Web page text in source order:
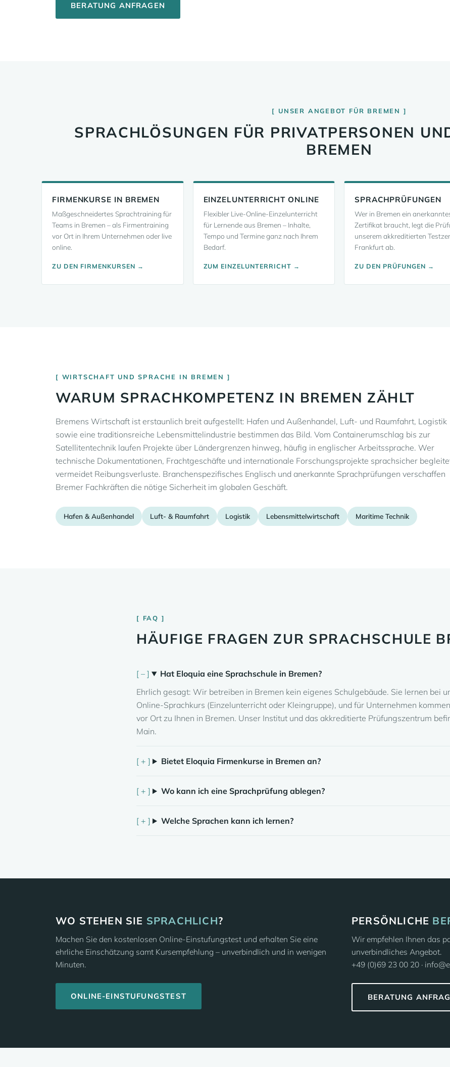
BERATUNG ANFRAGEN
UNSER ANGEBOT FÜR BREMEN
SPRACHLÖSUNGEN FÜR PRIVATPERSONEN
BREMEN
FIRMENKURSE IN BREMEN
Maßgeschneidertes Sprachtraining für
Teams in Bremen – als Firmentraining
vor Ort in Ihrem Unternehmen oder live
online.
ZU DEN FIRMENKURSEN →
EINZELUNTERRICHT ONLINE
Flexibler Live-Online-Einzelunterricht
für Lernende aus Bremen – Inhalte,
Tempo und Termine ganz nach Ihrem
Bedarf.
ZUM EINZELUNTERRICHT →
SPRACHPRÜFUNGEN
Wer in Bremen ein
Zertifikat braucht, legt die
unserem akkreditierten
Frankfurt ab.
ZU DEN PRÜFUNGEN →
WIRTSCHAFT UND SPRACHE IN BREMEN
WARUM SPRACHKOMPETENZ IN BREMEN ZÄHLT
Bremens Wirtschaft ist erstaunlich breit aufgestellt: Hafen und Außenhandel, Luft- und Raumfahrt, Logistik
sowie eine traditionsreiche Lebensmittelindustrie bestimmen das Bild. Vom Containerumschlag bis zur
Satellitentechnik laufen Projekte über Ländergrenzen hinweg, häufig in englischer Arbeitssprache. Wer
technische Dokumentationen, Frachtgeschäfte und internationale Forschungsprojekte sprachsicher
vermeidet Reibungsverluste. Branchenspezifisches Englisch und anerkannte Sprachprüfungen verschaffen
Bremer Fachkräften die nötige Sicherheit im globalen Geschäft.
Hafen & Außenhandel Luft- & Raumfahrt Logistik Lebensmittelwirtschaft Maritime Technik
FAQ
HÄUFIGE FRAGEN ZUR SPRACHSCHULE
Hat Eloquia eine Sprachschule in Bremen?
Ehrlich gesagt: Wir betreiben in Bremen kein eigenes Schulgebäude. Sie lernen bei
Online-Sprachkurs (Einzelunterricht oder Kleingruppe), und für Unternehmen
vor Ort zu Ihnen in Bremen. Unser Institut und das akkreditierte Prüfungszentrum
Main.
Bietet Eloquia Firmenkurse in Bremen an?
Wo kann ich eine Sprachprüfung ablegen?
Welche Sprachen kann ich lernen?
WO STEHEN SIE SPRACHLICH?
Machen Sie den kostenlosen Online-Einstufungstest und erhalten Sie eine
ehrliche Einschätzung samt Kursempfehlung – unverbindlich und in wenigen
Minuten.
ONLINE-EINSTUFUNGSTEST
PERSÖNLICHE
Wir empfehlen Ihnen das
unverbindliches Angebot.
+49 (0)69 23 00 20 ·
BERATUNG